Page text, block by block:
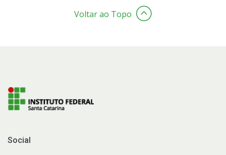
Voltar ao Topo
Social